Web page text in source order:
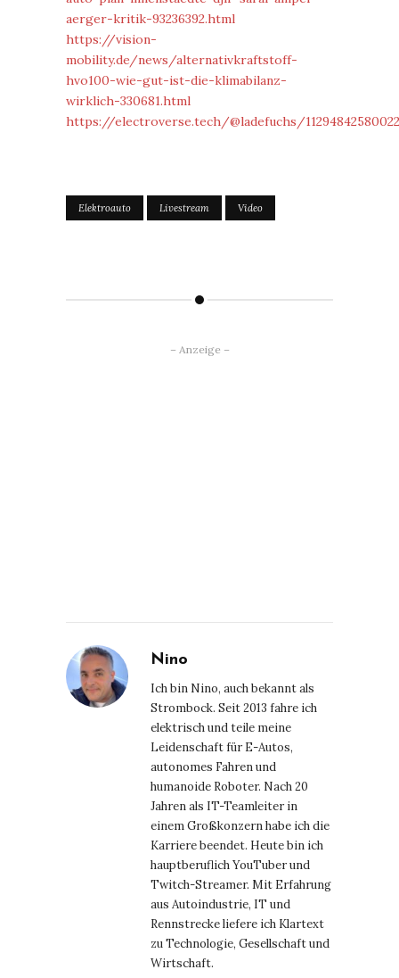
aerger-kritik-93236392.html
https://vision-
mobility.de/news/alternativkraftstoff-
hvo100-wie-gut-ist-die-klimabilanz-
wirklich-330681.html
https://electroverse.tech/@ladefuchs/
Elektroauto Livestream Video
– Anzeige –
Nino
Ich bin Nino, auch bekannt als
Strombock. Seit 2013 fahre ich
elektrisch und teile meine
Leidenschaft für E-Autos,
autonomes Fahren und
humanoide Roboter. Nach 20
Jahren als IT-Teamleiter in
einem Großkonzern habe ich die
Karriere beendet. Heute bin ich
hauptberuflich YouTuber und
Twitch-Streamer. Mit Erfahrung
aus Autoindustrie, IT und
Rennstrecke liefere ich Klartext
zu Technologie, Gesellschaft und
Wirtschaft.